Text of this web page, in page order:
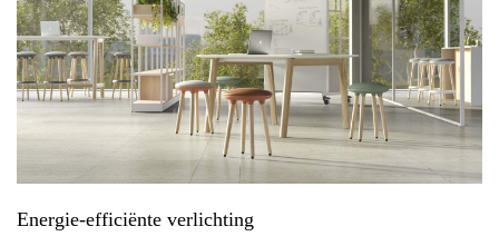
Energie-efficiënte verlichting